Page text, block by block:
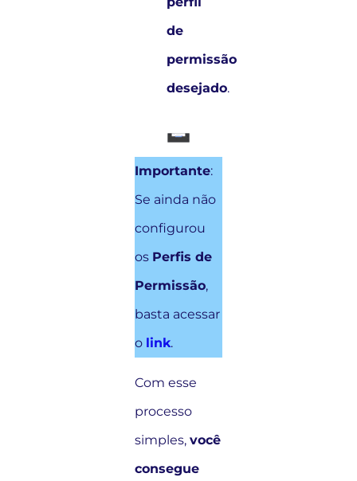
de
permissão
desejado.
Importante:
Se ainda não
configurou
os Perfis de
Permissão,
basta acessar
o link.
Com esse
processo
simples,você
consegue